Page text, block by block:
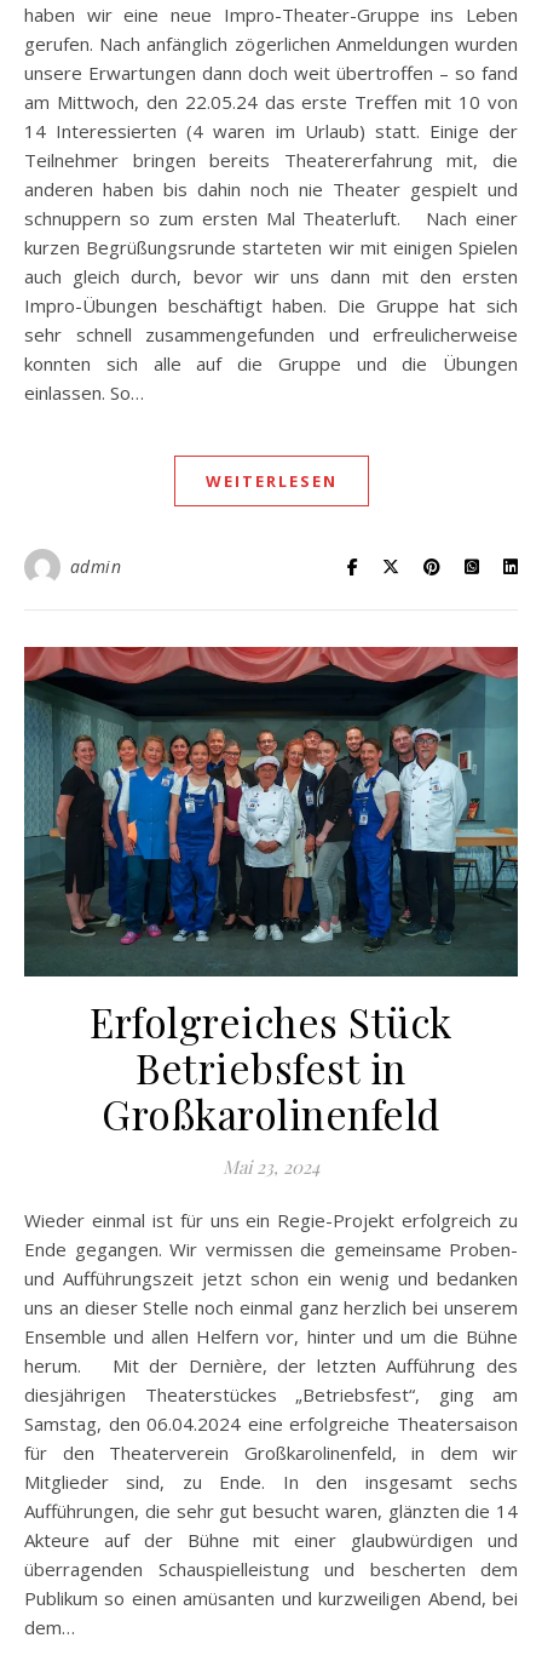
haben wir eine neue Impro-Theater-Gruppe ins Leben
gerufen. Nach anfänglich zögerlichen Anmeldungen wurden
unsere Erwartungen dann doch weit übertroffen – so fand
am Mittwoch, den 22.05.24 das erste Treffen mit 10 von
14 Interessierten (4 waren im Urlaub) statt. Einige der
Teilnehmer bringen bereits Theatererfahrung mit, die
anderen haben bis dahin noch nie Theater gespielt und
schnuppern so zum ersten Mal Theaterluft. Nach einer
kurzen Begrüßungsrunde starteten wir mit einigen Spielen
auch gleich durch, bevor wir uns dann mit den ersten
Impro-Übungen beschäftigt haben. Die Gruppe hat sich
sehr schnell zusammengefunden und erfreulicherweise
konnten sich alle auf die Gruppe und die Übungen
einlassen. So…
WEITERLESEN
admin
Erfolgreiches Stück
Betriebsfest in
Großkarolinenfeld
Mai 23, 2024
Wieder einmal ist für uns ein Regie-Projekt erfolgreich zu
Ende gegangen. Wir vermissen die gemeinsame Proben-
und Aufführungszeit jetzt schon ein wenig und bedanken
uns an dieser Stelle noch einmal ganz herzlich bei unserem
Ensemble und allen Helfern vor, hinter und um die Bühne
herum. Mit der Dernière, der letzten Aufführung des
diesjährigen Theaterstückes „Betriebsfest“, ging am
Samstag, den 06.04.2024 eine erfolgreiche Theatersaison
für den Theaterverein Großkarolinenfeld, in dem wir
Mitglieder sind, zu Ende. In den insgesamt sechs
Aufführungen, die sehr gut besucht waren, glänzten die 14
Akteure auf der Bühne mit einer glaubwürdigen und
überragenden Schauspielleistung und bescherten dem
Publikum so einen amüsanten und kurzweiligen Abend, bei
dem…